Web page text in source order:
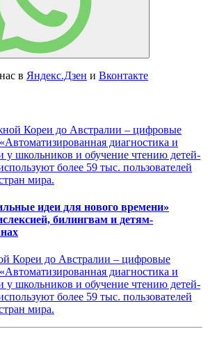
в Яндекс.Дзен и Вконтакте
идеи для нового времени»
билингвам и детям-
Кореи до Австралии – цифровые
диагностика и
у школьников и обучение чтению детей-
более 59 тыс. пользователей
мира.